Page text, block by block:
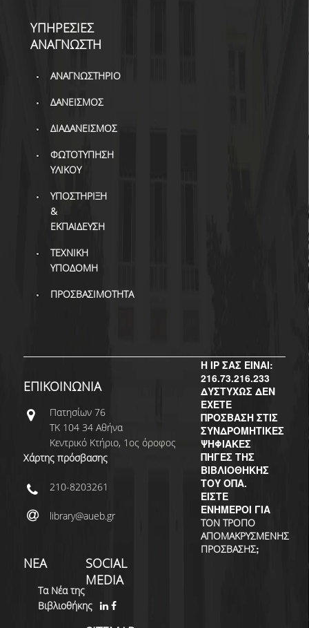
ΥΠΗΡΕΣΙΕΣ
ΑΝΑΓΝΩΣΤΗ
ΑΝΑΓΝΩΣΤΗΡΙΟ
ΔΑΝΕΙΣΜΟΣ
ΔΙΑΔΑΝΕΙΣΜΟΣ
ΦΩΤΟΤΥΠΗΣΗ
ΥΛΙΚΟΥ
ΥΠΟΣΤΗΡΙΞΗ
&
ΕΚΠΑΙΔΕΥΣΗ
ΤΕΧΝΙΚΗ
ΥΠΟΔΟΜΗ
ΠΡΟΣΒΑΣΙΜΟΤΗΤΑ
Η IP ΣΑΣ ΕΙΝΑΙ:
216.73.216.233
ΔΥΣΤΥΧΩΣ ΔΕΝ
ΕΧΕΤΕ
ΠΡΟΣΒΑΣΗ ΣΤΙΣ
ΣΥΝΔΡΟΜΗΤΙΚΕΣ
ΨΗΦΙΑΚΕΣ
ΠΗΓΕΣ ΤΗΣ
ΒΙΒΛΙΟΘΗΚΗΣ
ΤΟΥ ΟΠΑ.
ΕΙΣΤΕ
ΕΝΗΜΕΡΟΙ ΓΙΑ
ΤΟΝ ΤΡΟΠΟ
ΑΠΟΜΑΚΡΥΣΜΕΝΗΣ
ΠΡΟΣΒΑΣΗΣ;
ΕΠΙΚΟΙΝΩΝΙΑ
Πατησίων 76
ΤΚ 104 34 Αθήνα
Κεντρικό Κτήριο, 1ος όροφος
Χάρτης πρόσβασης
210-8203261
library@aueb.gr
ΝΕΑ
Τα Νέα της
Βιβλιοθήκης
SOCIAL
MEDIA